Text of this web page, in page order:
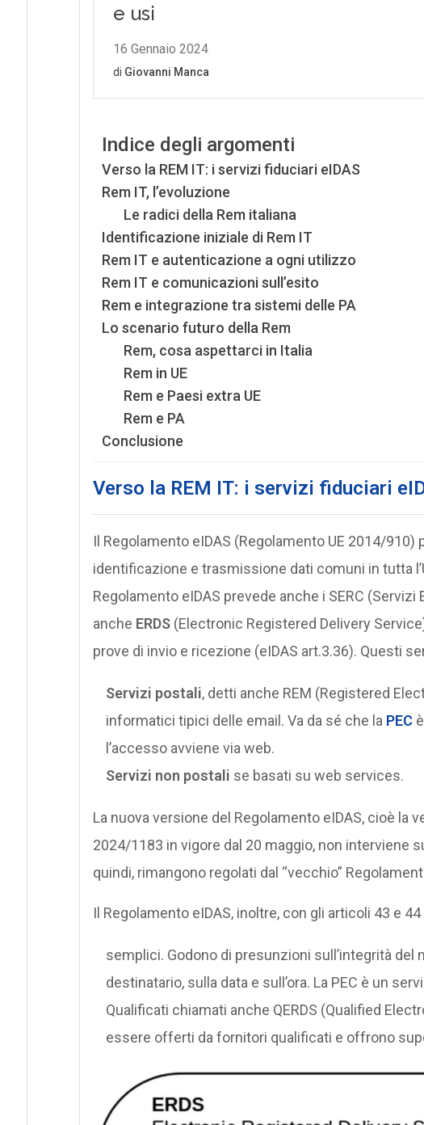
Indice degli argomenti
Verso la REM IT: i servizi fiduciari eIDAS
Rem IT, l’evoluzione
Le radici della Rem italiana
Identificazione iniziale di Rem IT
Rem IT e autenticazione a ogni utilizzo
Rem IT e comunicazioni sull’esito
Rem e integrazione tra sistemi delle PA
Lo scenario futuro della Rem
Rem, cosa aspettarci in Italia
Rem in UE
Rem e Paesi extra UE
Rem e PA
Conclusione
Verso la REM IT: i servizi fiduciari
Il Regolamento eIDAS (Regolamento UE 2014/
identificazione e trasmissione dati comuni in tutta
Regolamento eIDAS prevede anche i SERC
anche ERDS(Electronic Registered Delivery
prove di invio e ricezione (eIDAS art.3.36). Questi
Servizi postali, detti anche REM (Registered
informatici tipici delle email. Va da sé che la PEC
l’accesso avviene via web.
Servizi non postali se basati su web services.
La nuova versione del Regolamento eIDAS, cioè la
2024/1183 in vigore dal 20 maggio, non interviene
quindi, rimangono regolati dal “vecchio”
Il Regolamento eIDAS, inoltre, con gli articoli 43 e
semplici. Godono di presunzioni sull’integrità del
destinatario, sulla data e sull’ora. La PEC è un
Qualificati chiamati anche QERDS (Qualified
essere offerti da fornitori qualificati e offrono